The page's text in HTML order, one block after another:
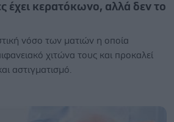
έχει κερατόκωνο, αλλά δεν το
νόσο των ματιών η οποία
χιτώνα τους και προκαλεί
αστιγματισμό.